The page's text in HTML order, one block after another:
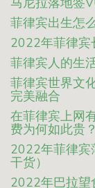
菲律宾出生怎
2022年菲律宾
菲律宾人的生
菲律宾世界文
完美融合
在菲律宾上网
费为何如此贵？
2022年菲律宾
干货）
2022年巴拉望